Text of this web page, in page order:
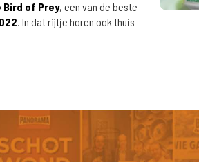
Bird of Prey, een van de beste
. In dat rijtje horen ook thuis